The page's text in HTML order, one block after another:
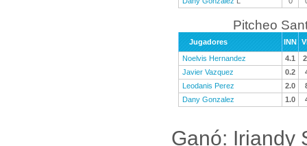
Pitcheo
Jugadores INN
Noelvis Hernandez
4.1
Javier Vazquez
0.2
Leodanis Perez
2.0
Dany Gonzalez
1.0
Ganó: Iriandy